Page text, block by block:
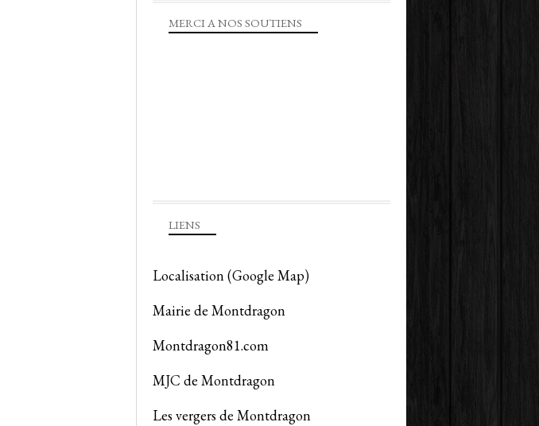
LIENS
Localisation (Google Map)
Mairie de Montdragon
Montdragon81.com
MJC de Montdragon
Les vergers de Montdragon
MERCI A NOS SOUTIENS